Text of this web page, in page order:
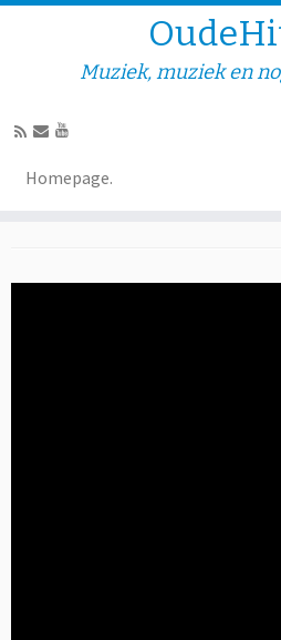
Muziek, muziek en
Homepage.
Wel Echt Van Mij